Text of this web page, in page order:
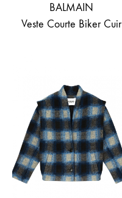
BALMAIN
Veste Courte Biker Cuir